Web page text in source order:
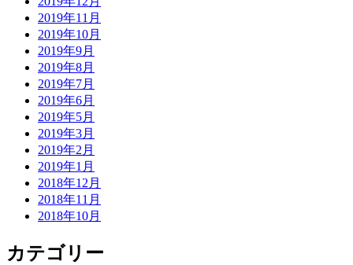
2019年11月
2019年10月
2019年9月
2019年8月
2019年7月
2019年6月
2019年5月
2019年3月
2019年2月
2019年1月
2018年12月
2018年11月
2018年10月
カテゴリー